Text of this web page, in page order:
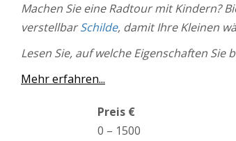
Machen Sie eine Radtour mit Kindern?
verstellbarSchilde, damit Ihre Kleinen
Lesen Sie, auf welche Eigenschaften
Mehr erfahren...
Preis €
0 – 1500